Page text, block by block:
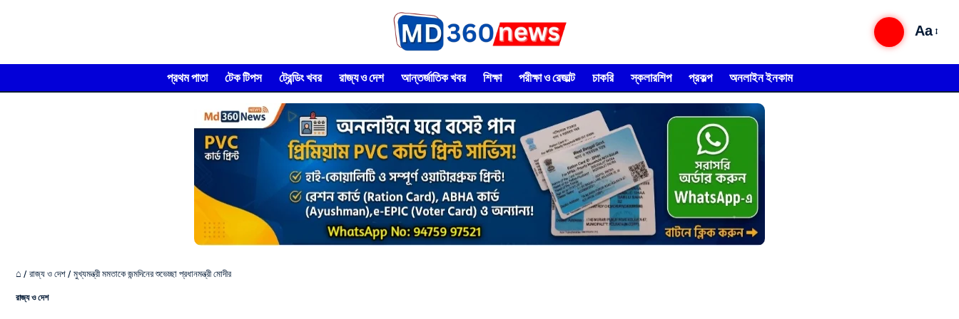
Aa
প্রথম পাতা টেক টিপস ট্রেন্ডিং খবর রাজ্য ও দেশ আন্তর্জাতিক খবর শিক্ষা পরীক্ষা ও রেজাল্ট চাকরি স্কলারশিপ প্রকল্প অনলাইন ইনকাম
⌂ / রাজ্য ও দেশ / মুখ্যমন্ত্রী মমতাকে জন্মদিনের শুভেচ্ছা প্রধানমন্ত্রী মোদীর
রাজ্য ও দেশ